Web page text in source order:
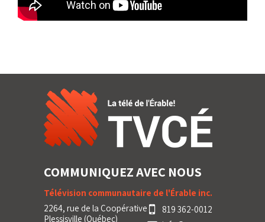
COMMUNIQUEZ AVEC NOUS
Télévision communautaire de l'Érable inc.
2264, rue de la Coopérative
Plessisville (Québec)
819 362-0012